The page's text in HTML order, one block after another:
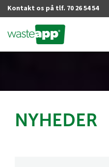
Kontakt os på tlf. 70 26 54 54
NYHEDER